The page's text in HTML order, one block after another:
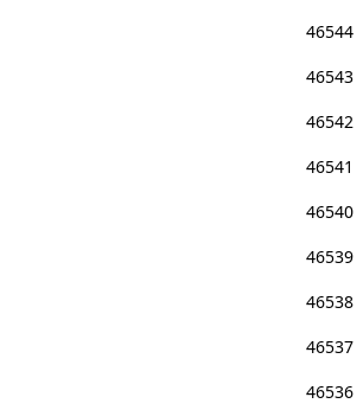
46544
46543
46542
46541
46540
46539
46538
46537
46536